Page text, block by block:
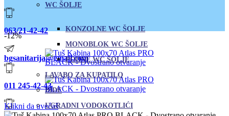
063/21-42-42
bgsanitarija@gmail.com
011 245-42-43
WC ŠOLJE
KONZOLNE WC ŠOLJE
MONOBLOK WC ŠOLJE
PODNE WC ŠOLJE
LAVABO ZA KUPATILO
BIDE
UGRADNI VODOKOTLIĆI
-12%
Klikni da uvećaš